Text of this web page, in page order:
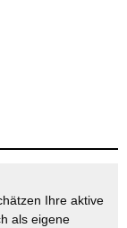
Ihre aktive
als eigene